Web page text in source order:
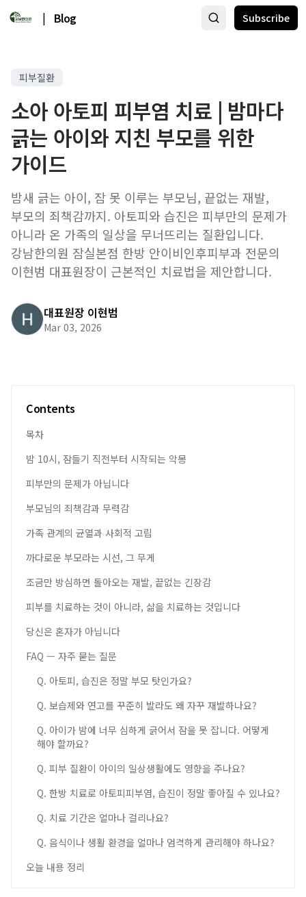
| Blog Subscribe
피부질환
소아 아토피 피부염 치료 | 밤마다
긁는 아이와 지친 부모를 위한
가이드
밤새 긁는 아이, 잠 못 이루는 부모님, 끝없는 재발,
부모의 죄책감까지. 아토피와 습진은 피부만의 문제가
아니라 온 가족의 일상을 무너뜨리는 질환입니다.
강남한의원 잠실본점 한방 안이비인후피부과 전문의
이현범 대표원장이 근본적인 치료법을 제안합니다.
대표원장 이현범
Mar 03, 2026
Contents
목차
밤 10시, 잠들기 직전부터 시작되는 악몽
피부만의 문제가 아닙니다
부모님의 죄책감과 무력감
가족 관계의 균열과 사회적 고립
까다로운 부모라는 시선, 그 무게
조금만 방심하면 돌아오는 재발, 끝없는 긴장감
피부를 치료하는 것이 아니라, 삶을 치료하는 것입니다
당신은 혼자가 아닙니다
FAQ — 자주 묻는 질문
Q. 아토피, 습진은 정말 부모 탓인가요?
Q. 보습제와 연고를 꾸준히 발라도 왜 자꾸 재발하나요?
Q. 아이가 밤에 너무 심하게 긁어서 잠을 못 잡니다. 어떻게
해야 할까요?
Q. 피부 질환이 아이의 일상생활에도 영향을 주나요?
Q. 한방 치료로 아토피피부염, 습진이 정말 좋아질 수 있나요?
Q. 치료 기간은 얼마나 걸리나요?
Q. 음식이나 생활 환경을 얼마나 엄격하게 관리해야 하나요?
오늘 내용 정리